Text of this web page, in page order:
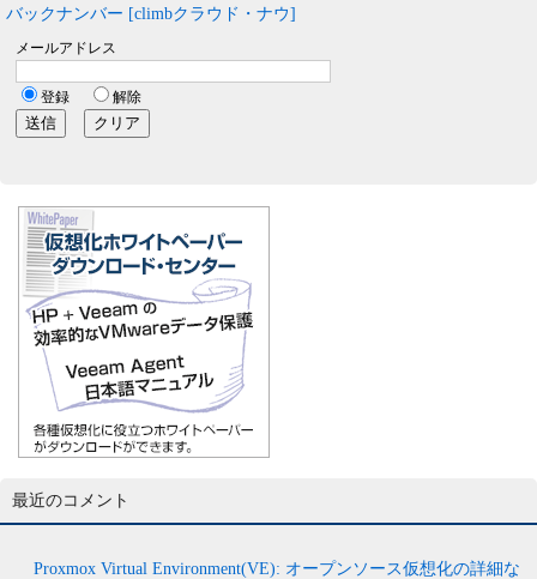
バックナンバー [climbクラウド・ナウ]
最近のコメント
Proxmox Virtual Environment(VE): オープンソース仮想化の詳細な